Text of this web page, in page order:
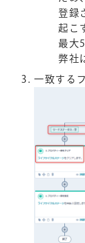
登録
起こ
最大
弊社
一致する